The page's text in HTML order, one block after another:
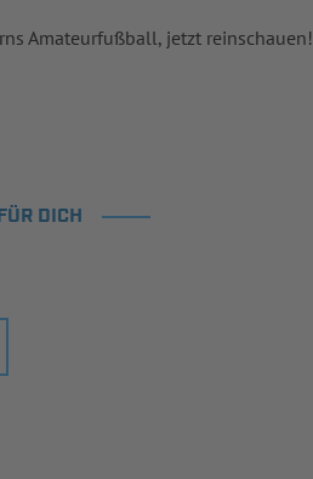
Amateurfußball, jetzt reinschauen!
DICH